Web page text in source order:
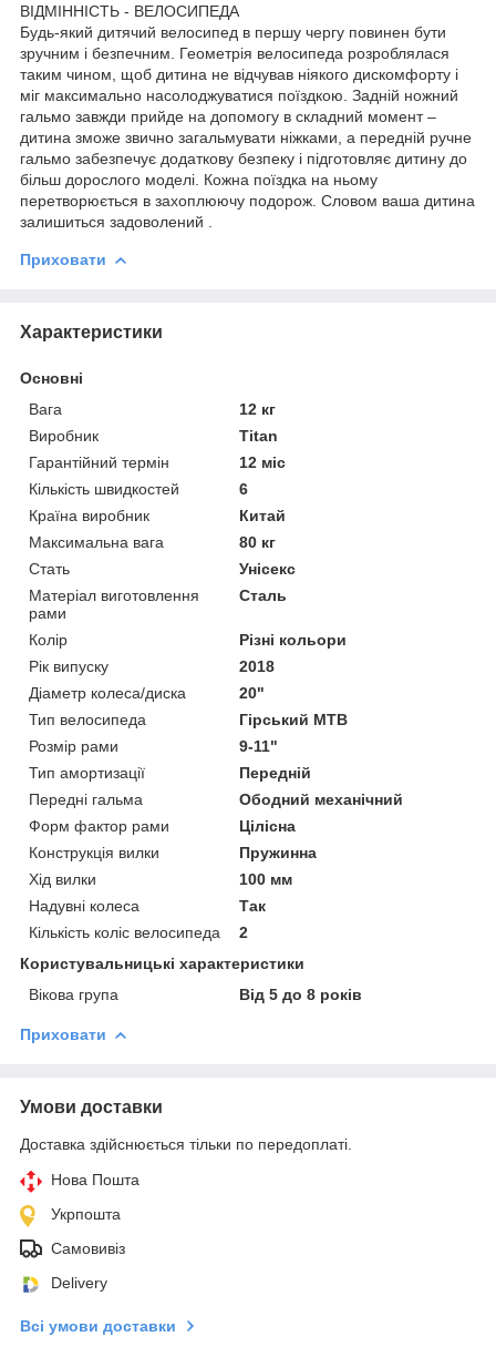
ВІДМІННІСТЬ - ВЕЛОСИПЕДА
Будь-який дитячий велосипед в першу чергу повинен бути
зручним і безпечним. Геометрія велосипеда розроблялася
таким чином, щоб дитина не відчував ніякого дискомфорту і
міг максимально насолоджуватися поїздкою. Задній ножний
гальмо завжди прийде на допомогу в складний момент –
дитина зможе звично загальмувати ніжками, а передній ручне
гальмо забезпечує додаткову безпеку і підготовляє дитину до
більш дорослого моделі. Кожна поїздка на ньому
перетворюється в захоплюючу подорож. Словом ваша дитина
залишиться задоволений .
Приховати
Характеристики
Основні
Вага
12 кг
Виробник
Titan
Гарантійний термін
12 міс
Кількість швидкостей
6
Країна виробник
Китай
Максимальна вага
80 кг
Стать
Унісекс
Матеріал виготовлення
рами
Сталь
Колір
Різні кольори
Рік випуску
2018
Діаметр колеса/диска
20"
Тип велосипеда
Гірський MTB
Розмір рами
9-11"
Тип амортизації
Передній
Передні гальма
Ободний механічний
Форм фактор рами
Цілісна
Конструкція вилки
Пружинна
Хід вилки
100 мм
Надувні колеса
Так
Кількість коліс велосипеда
2
Користувальницькі характеристики
Вікова група
Від 5 до 8 років
Приховати
Умови доставки
Доставка здійснюється тільки по передоплаті.
Нова Пошта
Укрпошта
Самовивіз
Delivery
Всі умови доставки